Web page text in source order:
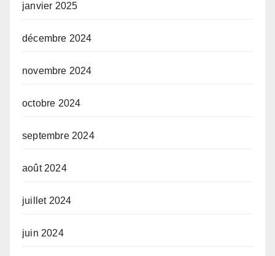
janvier 2025
décembre 2024
novembre 2024
octobre 2024
septembre 2024
août 2024
juillet 2024
juin 2024